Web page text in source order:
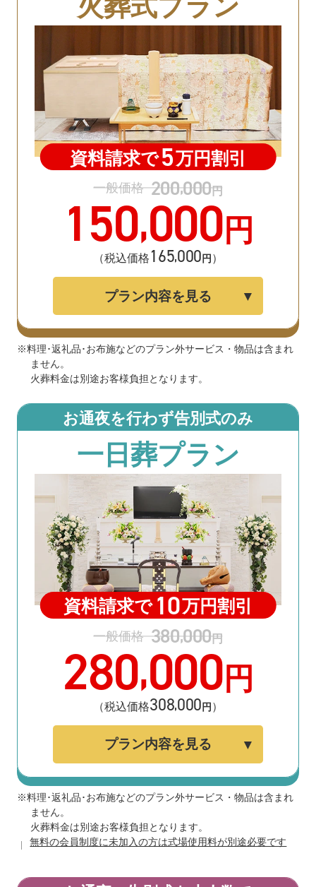
資料請求で5万円割引
一般価格 200,000円
150,000 円
（税込価格 165,000 円 ）
プラン内容を見る
※料理･返礼品･お布施などのプラン外サービス・物品は含まれ
ません。
火葬料金は別途お客様負担となります。
お通夜を行わず告別式のみ
一日葬プラン
資料請求で 10万円割引
一般価格 380,000円
280,000 円
（税込価格308,000 円 ）
プラン内容を見る
※料理･返礼品･お布施などのプラン外サービス・物品は含まれ
ません。
火葬料金は別途お客様負担となります。
無料の会員制度に未加入の方は式場使用料が別途必要です